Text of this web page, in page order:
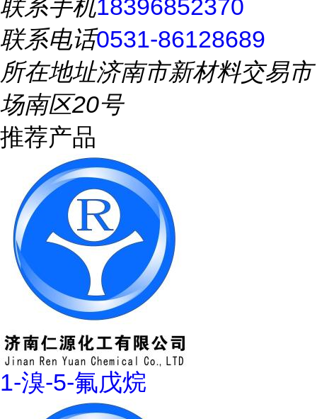
联系手机18396852370
联系电话0531-86128689
所在地址济南市新材料交易市
场南区20号
推荐产品
1-溴-5-氟戊烷